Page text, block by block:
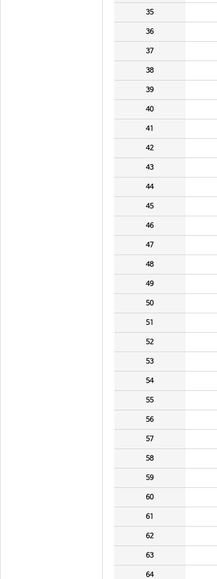
35
36
37
38
39
40
41
42
43
44
45
46
47
48
49
50
51
52
53
54
55
56
57
58
59
60
61
62
63
64